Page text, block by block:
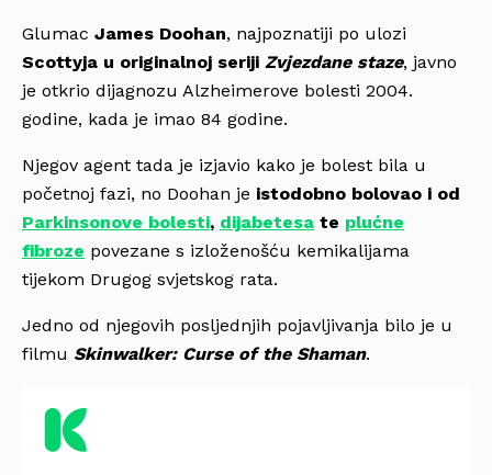
Glumac James Doohan, najpoznatiji po ulozi
Scottyja u originalnoj seriji Zvjezdane staze, javno
je otkrio dijagnozu Alzheimerove bolesti 2004.
godine, kada je imao 84 godine.
Njegov agent tada je izjavio kako je bolest bila u
početnoj fazi, no Doohan je istodobno bolovao i od
Parkinsonove bolesti, dijabetesa te plućne
fibroze povezane s izloženošću kemikalijama
tijekom Drugog svjetskog rata.
Jedno od njegovih posljednjih pojavljivanja bilo je u
filmu Skinwalker: Curse of the Shaman.